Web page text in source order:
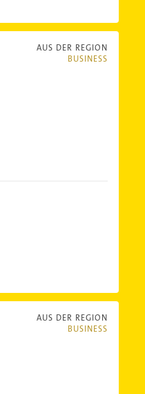
AUS DER REGION
BUSINESS
AUS DER REGION
BUSINESS